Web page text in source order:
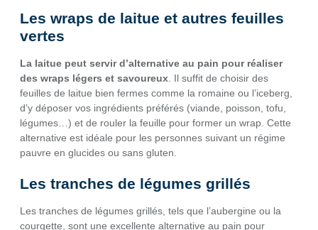
Les wraps de laitue et autres feuilles
vertes
La laitue peut servir d’alternative au pain pour réaliser
des wraps légers et savoureux. Il suffit de choisir des
feuilles de laitue bien fermes comme la romaine ou l’iceberg,
d’y déposer vos ingrédients préférés (viande, poisson, tofu,
légumes…) et de rouler la feuille pour former un wrap. Cette
alternative est idéale pour les personnes suivant un régime
pauvre en glucides ou sans gluten.
Les tranches de légumes grillés
Les tranches de légumes grillés, tels que l’aubergine ou la
courgette, sont une excellente alternative au pain pour